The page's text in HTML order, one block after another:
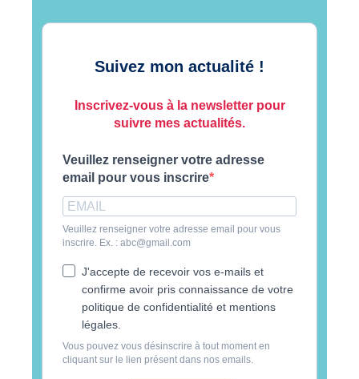
Suivez mon actualité !
Inscrivez-vous à la newsletter pour
suivre mes actualités.
Veuillez renseigner votre adresse
email pour vous inscrire
Veuillez renseigner votre adresse email pour vous
inscrire. Ex. : abc@gmail.com
J'accepte de recevoir vos e-mails et
confirme avoir pris connaissance de votre
politique de confidentialité et mentions
légales.
Vous pouvez vous désinscrire à tout moment en
cliquant sur le lien présent dans nos emails.